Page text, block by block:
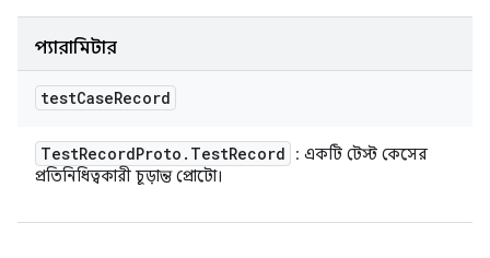
প্যারামিটার
testCaseRecord
TestRecordProto . TestRecord
: একটি টেস্ট কেসের
প্রতিনিধিত্বকারী চূড়ান্ত প্রোটো।